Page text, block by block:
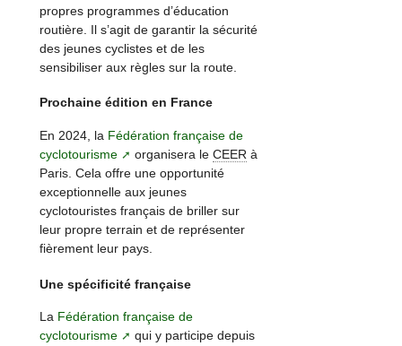
propres programmes d’éducation
routière. Il s’agit de garantir la sécurité
des jeunes cyclistes et de les
sensibiliser aux règles sur la route.
Prochaine édition en France
En 2024, la Fédération française de
cyclotourisme
organisera leCEER à
Paris. Cela offre une opportunité
exceptionnelle aux jeunes
cyclotouristes français de briller sur
leur propre terrain et de représenter
fièrement leur pays.
Une spécificité française
La Fédération française de
cyclotourisme
qui y participe depuis